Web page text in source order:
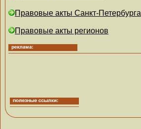
Правовые акты Санкт-Петербурга
Правовые акты регионов